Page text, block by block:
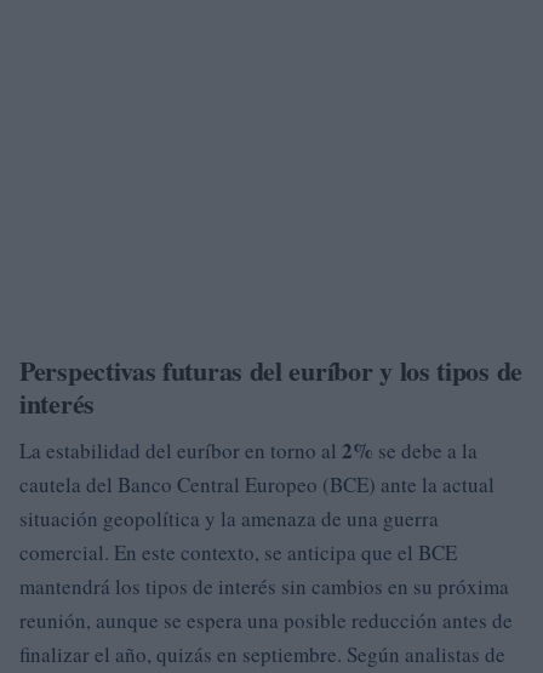
Perspectivas futuras del euríbor y los tipos de
interés
La estabilidad del euríbor en torno al 2% se debe a la
cautela del Banco Central Europeo (BCE) ante la actual
situación geopolítica y la amenaza de una guerra
comercial. En este contexto, se anticipa que el BCE
mantendrá los tipos de interés sin cambios en su próxima
reunión, aunque se espera una posible reducción antes de
finalizar el año, quizás en septiembre. Según analistas de